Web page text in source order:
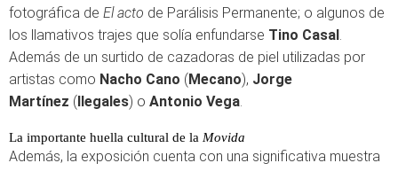
fotográfica de El acto de Parálisis Permanente; o algunos de
los llamativos trajes que solía enfundarse Tino Casal.
Además de un surtido de cazadoras de piel utilizadas por
artistas como Nacho Cano (Mecano), Jorge
Martínez (Ilegales) o Antonio Vega.
La importante huella cultural de la Movida
Además, la exposición cuenta con una significativa muestra